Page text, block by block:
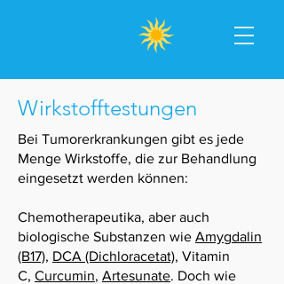
Wirkstofftestungen
Bei Tumorerkrankungen gibt es jede
Menge Wirkstoffe, die zur Behandlung
eingesetzt werden können:
Chemotherapeutika, aber auch
biologische Substanzen wie Amygdalin
(B17), DCA (Dichloracetat), Vitamin
C, Curcumin, Artesunate. Doch wie